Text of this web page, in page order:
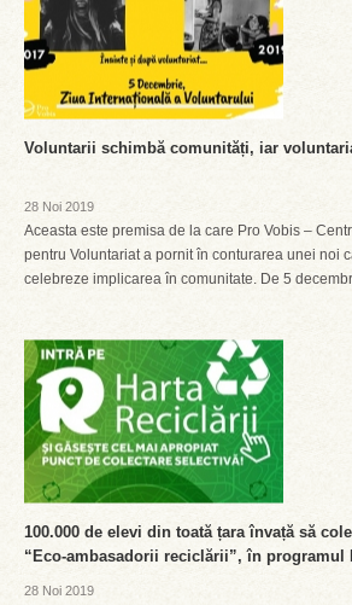
Voluntarii schimbă comunități, iar
28 Noi 2019
Aceasta este premisa de la care Pro Vobis –
pentru Voluntariat a pornit în conturarea unei noi
celebreze implicarea în comunitate. De 5
100.000 de elevi din toată țara învață să
“Eco-ambasadorii reciclării”, în programul
28 Noi 2019